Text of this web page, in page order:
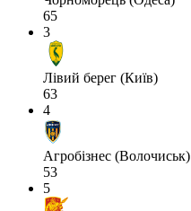
65
3
Лівий берег (Київ)
63
4
Агробізнес (Волочиськ)
53
5